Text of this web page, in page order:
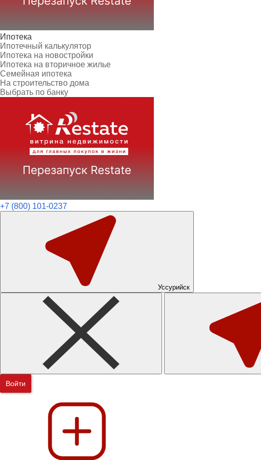
Ипотека
Ипотечный калькулятор
Ипотека на новостройки
Ипотека на вторичное жилье
Семейная ипотека
На строительство дома
Выбрать по банку
+7 (800) 101-0237
Уссурийск
Войти